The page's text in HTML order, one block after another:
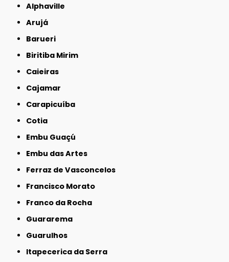
Alphaville
Arujá
Barueri
Biritiba Mirim
Caieiras
Cajamar
Carapicuíba
Cotia
Embu Guaçú
Embu das Artes
Ferraz de Vasconcelos
Francisco Morato
Franco da Rocha
Guararema
Guarulhos
Itapecerica da Serra